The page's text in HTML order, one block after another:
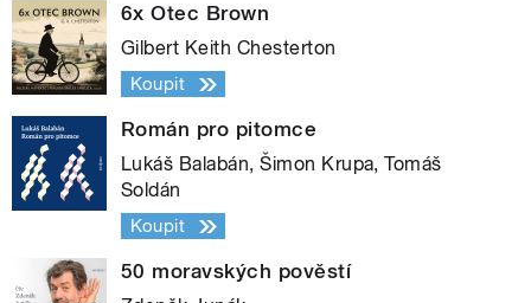
6x Otec Brown
Gilbert Keith Chesterton
Koupit
Román pro pitomce
Lukáš Balabán, Šimon Krupa, Tomáš
Soldán
Koupit
50 moravských pověstí